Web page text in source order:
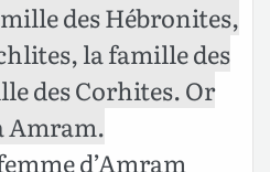
des Hébronites,
la famille des
des Corhites. Or
Amram.
d’Amram